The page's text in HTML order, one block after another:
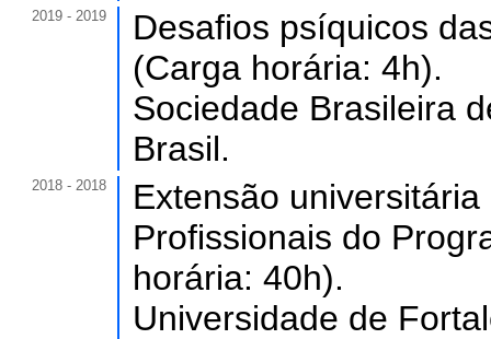
2019 - 2019
Desafios psíquicos
(Carga horária: 4h).
Sociedade Brasileira
Brasil.
2018 - 2018
Extensão
Profissionais do
horária: 40h).
Universidade de